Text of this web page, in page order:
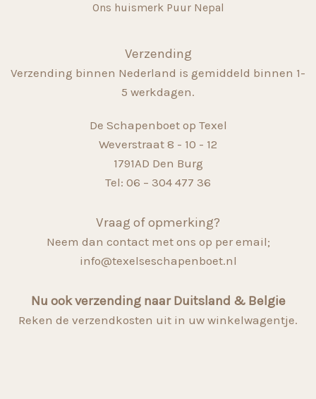
Ons huismerk Puur Nepal
Verzending
Verzending binnen Nederland is gemiddeld binnen 1-
5 werkdagen.
De Schapenboet op Texel
Weverstraat 8 - 10 - 12
1791AD Den Burg
Tel: 06 – 304 477 36
Vraag of opmerking?
Neem dan contact met ons op per email;
info@texelseschapenboet.nl
Nu ook verzending naar Duitsland & Belgie
Reken de verzendkosten uit in uw winkelwagentje.